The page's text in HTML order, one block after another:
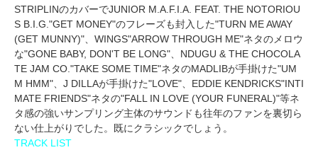
STRIPLINのカバーでJUNIOR M.A.F.I.A. FEAT. THE NOTORIOU
S B.I.G."GET MONEY"のフレーズも封入した"TURN ME AWAY
(GET MUNNY)"、WINGS"ARROW THROUGH ME"ネタのメロウ
な"GONE BABY, DON'T BE LONG"、NDUGU & THE CHOCOLA
TE JAM CO."TAKE SOME TIME"ネタのMADLIBが手掛けた"UM
M HMM"、J DILLAが手掛けた"LOVE"、EDDIE KENDRICKS"INTI
MATE FRIENDS"ネタの"FALL IN LOVE (YOUR FUNERAL)"等ネ
タ感の強いサンプリング主体のサウンドも往年のファンを裏切ら
ない仕上がりでした。既にクラシックでしょう。
TRACK LIST